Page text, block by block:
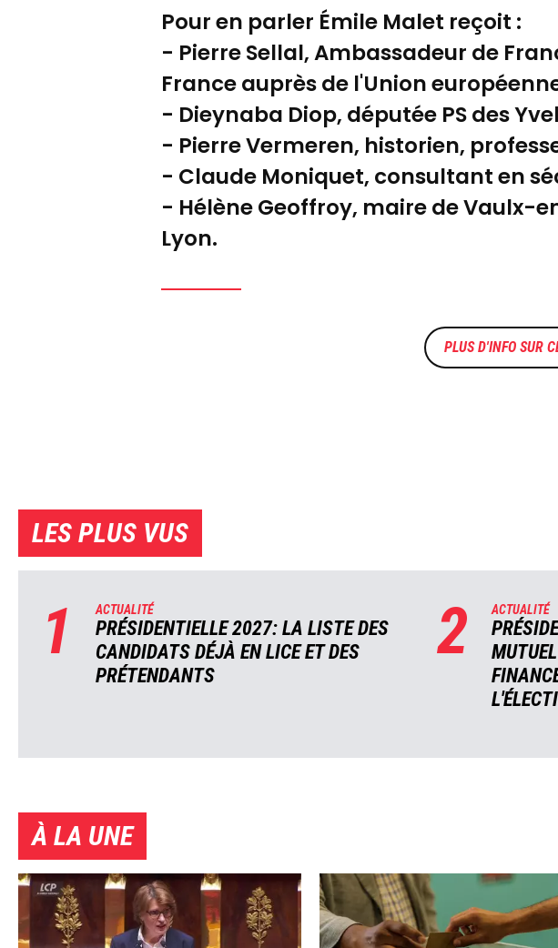
Pour en parler Émile Malet reçoit :
- Pierre Sellal, Ambassadeur de
France auprès de l'Union
- Dieynaba Diop, députée PS des
- Pierre Vermeren, historien,
- Claude Moniquet, consultant en
- Hélène Geoffroy, maire de Vaulx-
Lyon.
LES PLUS VUS
1 ACTUALITÉ
PRÉSIDENTIELLE 2027: LA LISTE DES
CANDIDATS DÉJÀ EN LICE ET DES
PRÉTENDANTS
2 ACTUALITÉ
À LA UNE
Image Image